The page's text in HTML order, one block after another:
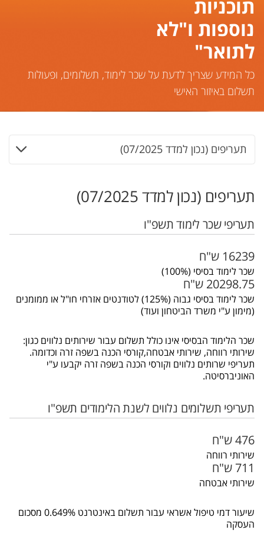
תוכניות
נוספות ו"לא
לתואר"
כל המידע שצריך לדעת על שכר לימוד, תשלומים, ופעולות
תשלום באיזור האישי
תעריפים (נכון למדד 07/2025)
תעריפים (נכון למדד 07/2025)
תעריפי שכר לימוד תשפ"ו
16239 ש"ח
שכר לימוד בסיסי (100%)
20298.75 ש"ח
שכר לימוד בסיסי גבוה (125%) לטודנטים אזרחי חו"ל או ממומנים
(מימון ע"י משרד הביטחון ועוד)
שכר הלימוד הבסיסי אינו כולל תשלום עבור שירותים נלווים כגון:
שירותי רווחה, שירותי אבטחה,קורסי הכנה בשפה זרה וכדומה.
תעריפי שרותים נלווים וקורסי הכנה בשפה זרה יקבעו ע"י
האוניברסיטה.
תעריפי תשלומים נלווים לשנת הלימודים תשפ"ו
476 ש"ח
שירותי רווחה
711 ש"ח
שירותי אבטחה
שיעור דמי טיפול אשראי עבור תשלום באינטרנט 0.649% מסכום
העסקה